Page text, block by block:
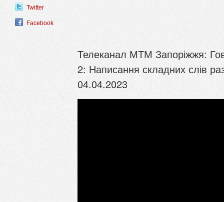
Twitter
Facebook
Телеканал МТМ Запоріжжя:
2: Написання складних слів
04.04.2023